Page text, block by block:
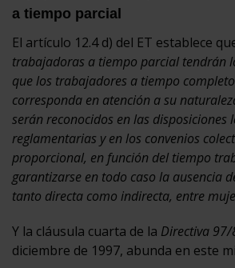
a tiempo parcial
El artículo 12.4 d) del ET establece
trabajadoras a tiempo parcial tendrán
que los trabajadores a tiempo
corresponda en atención a su
serán reconocidos en las disposiciones
reglamentarias y en los convenios
proporcional, en función del tiempo
garantizarse en todo caso la ausencia
tanto directa como indirecta, entre
Y la cláusula cuarta de la Directiva 97/
diciembre de 1997, abunda en este